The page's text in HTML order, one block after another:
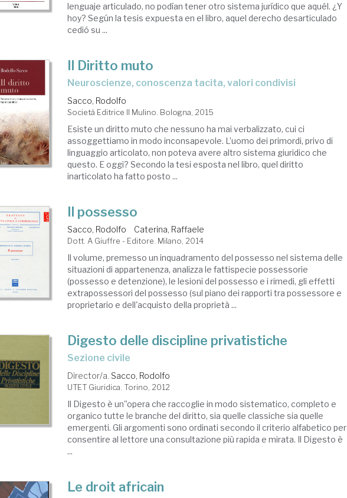
lenguaje articulado, no podían tener otro sistema jurídico que aquél. ¿Y
hoy? Según la tesis expuesta en el libro, aquel derecho desarticulado
cedió su ...
Il Diritto muto
neuroscienze, conoscenza tacita, valori condivisi
Sacco, Rodolfo
Società Editrice Il Mulino. Bologna, 2015
Esiste un diritto muto che nessuno ha mai verbalizzato, cui ci
assoggettiamo in modo inconsapevole. L’uomo dei primordi, privo di
linguaggio articolato, non poteva avere altro sistema giuridico che
questo. E oggi? Secondo la tesi esposta nel libro, quel diritto
inarticolato ha fatto posto ...
Il possesso
Sacco, Rodolfo Caterina, Raffaele
Dott. A Giuffre - Editore. Milano, 2014
Il volume, premesso un inquadramento del possesso nel sistema delle
situazioni di appartenenza, analizza le fattispecie possessorie
(possesso e detenzione), le lesioni del possesso e i rimedi, gli effetti
extrapossessori del possesso (sul piano dei rapporti tra possessore e
proprietario e dell'acquisto della proprietà ...
Digesto delle discipline privatistiche
sezione civile
Director/a. Sacco, Rodolfo
UTET Giuridica. Torino, 2012
Il Digesto è un'’opera che raccoglie in modo sistematico, completo e
organico tutte le branche del diritto, sia quelle classiche sia quelle
emergenti. Gli argomenti sono ordinati secondo il criterio alfabetico per
consentire al lettore una consultazione più rapida e mirata. Il Digesto è
...
Le droit africain